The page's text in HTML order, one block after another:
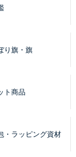
り旗・旗
ト商品
・ラッピング資材